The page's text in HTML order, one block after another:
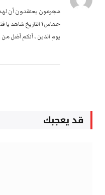
حماس؟ التاريخ شاهد يا
يوم الدين ، أنكم أضل من
قد يعجبك